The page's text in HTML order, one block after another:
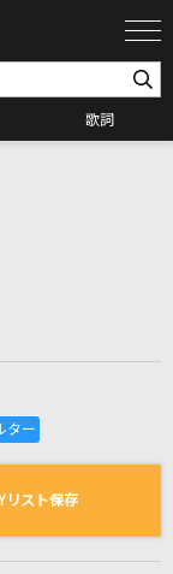
歌詞
一覧
リスト保存